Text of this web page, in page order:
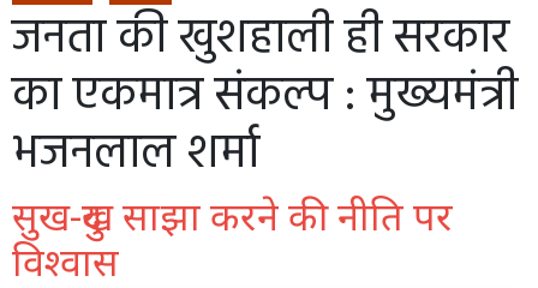
जनता की खुशहाली ही सरकार
का एकमात्र संकल्प : मुख्यमंत्री
भजनलाल शर्मा
सुख-दुख साझा करने की नीति पर
विश्वास